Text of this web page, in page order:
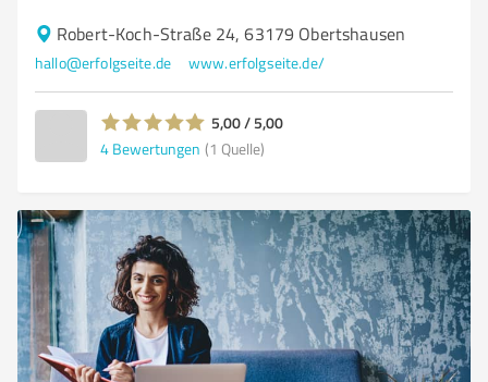
Robert-Koch-Straße 24, 63179 Obertshausen
hallo@erfolgseite.de www.erfolgseite.de/
5,00 / 5,00
4 Bewertungen (1 Quelle)